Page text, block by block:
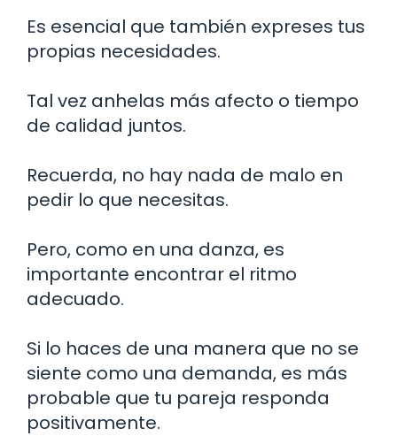
Es esencial que también expreses tus
propias necesidades.
Tal vez anhelas más afecto o tiempo
de calidad juntos.
Recuerda, no hay nada de malo en
pedir lo que necesitas.
Pero, como en una danza, es
importante encontrar el ritmo
adecuado.
Si lo haces de una manera que no se
siente como una demanda, es más
probable que tu pareja responda
positivamente.